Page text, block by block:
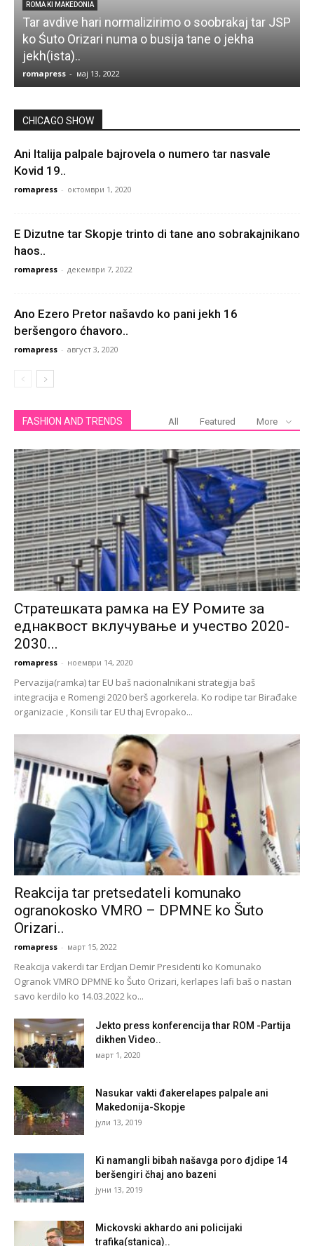
ROMA KI MAKEDONIA
Tar avdive hari normalizirimo o soobrakaj tar JSP
ko Śuto Orizari numa o busija tane o jekha
jekh(ista)..
romapress - мај 13, 2022
CHICAGO SHOW
Ani Italija palpale bajrovela o numero tar nasvale
Kovid 19..
romapress - октомври 1, 2020
E Dizutne tar Skopje trinto di tane ano sobrakajnikano
haos..
romapress - декември 7, 2022
Ano Ezero Pretor našavdo ko pani jekh 16
beršengoro ćhavoro..
romapress - август 3, 2020
FASHION AND TRENDS All Featured More
Стратешката рамка на ЕУ Ромите за
еднаквост вклучување и учество 2020-
2030...
romapress - ноември 14, 2020
Pervazija(ramka) tar EU baš nacionalnikani strategija baš
integracija e Romengi 2020 berš agorkerela. Ko rodipe tar Birađake
organizacie , Konsili tar EU thaj Evropako...
Reakcija tar pretsedateli komunako
ogranokosko VMRO – DPMNE ko Šuto
Orizari..
romapress - март 15, 2022
Reakcija vakerdi tar Erdjan Demir Presidenti ko Komunako
Ogranok VMRO DPMNE ko Šuto Orizari, kerlapes lafi baš o nastan
savo kerdilo ko 14.03.2022 ko...
Jekto press konferencija thar ROM -Partija
dikhen Video..
март 1, 2020
Nasukar vakti đakerelapes palpale ani
Makedonija-Skopje
јули 13, 2019
Ki namangli bibah našavga poro đjdipe 14
beršengiri čhaj ano bazeni
јуни 13, 2019
Mickovski akhardo ani policijaki
trafika(stanica)..